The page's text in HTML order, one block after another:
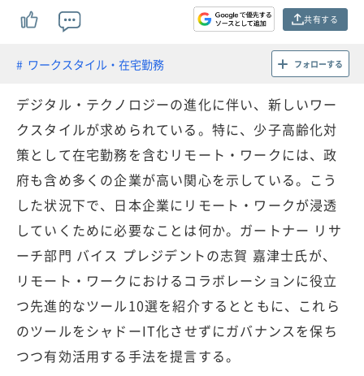
共有する
ワークスタイル・在宅勤務 フォローする
デジタル・テクノロジーの進化に伴い、新しいワー
クスタイルが求められている。特に、少子高齢化対
策として在宅勤務を含むリモート・ワークには、政
府も含め多くの企業が高い関心を示している。こう
した状況下で、日本企業にリモート・ワークが浸透
していくために必要なことは何か。ガートナー リサ
ーチ部門 バイス プレジデントの志賀 嘉津士氏が、
リモート・ワークにおけるコラボレーションに役立
つ先進的なツール10選を紹介するとともに、これら
のツールをシャドーIT化させずにガバナンスを保ち
つつ有効活用する手法を提言する。